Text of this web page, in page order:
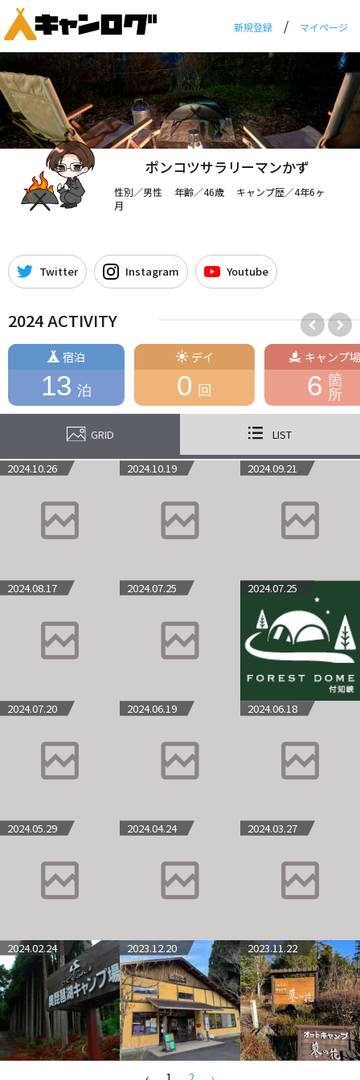
新規登録 / マイページ
ポンコツサラリーマンかず
性別／男性 年齢／46歳 キャンプ歴／4年6ヶ
月
Twitter Instagram Youtube
2024 ACTIVITY
宿泊
13 泊
デイ
0 回
キャンプ場
6 箇
所
GRID LIST
2024.10.26 2024.10.19 2024.09.21
2024.08.17 2024.07.25 2024.07.25
2024.07.20 2024.06.19 2024.06.18
2024.05.29 2024.04.24 2024.03.27
2024.02.24 2023.12.20 2023.11.22